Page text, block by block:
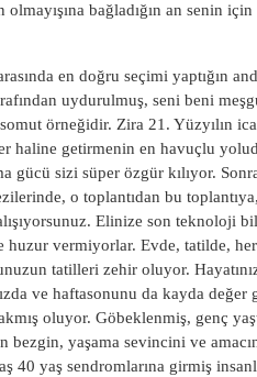
bağladığın an senin
en doğru seçimi yaptığın
uydurulmuş, seni beni
örneğidir. Zira 21. Yüzyılın
haline getirmenin en havuçlu
gücü sizi süper özgür kılıyor.
o toplantıdan bu
Elinize son teknoloji
vermiyorlar. Evde, tatilde, her
tatilleri zehir oluyor.
ve haftasonunu da kayda
oluyor. Göbeklenmiş, genç
bezgin, yaşama sevincini ve
40 yaş sendromlarına girmiş